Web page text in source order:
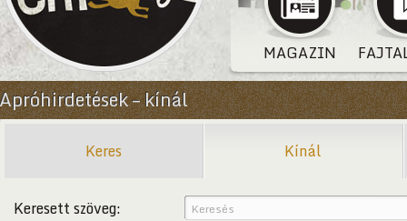
MAGAZIN
Apróhirdetések – kínál
Keres Kínál
Keresett szöveg: